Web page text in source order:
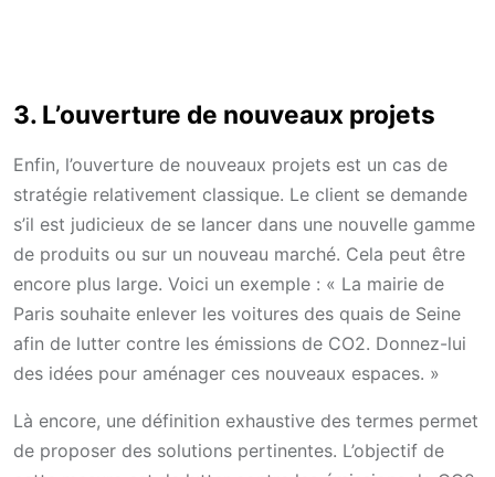
3. L’ouverture de nouveaux projets
Enfin, l’ouverture de nouveaux projets est un cas de
stratégie relativement classique. Le client se demande
s’il est judicieux de se lancer dans une nouvelle gamme
de produits ou sur un nouveau marché. Cela peut être
encore plus large. Voici un exemple : « La mairie de
Paris souhaite enlever les voitures des quais de Seine
afin de lutter contre les émissions de CO2. Donnez-lui
des idées pour aménager ces nouveaux espaces. »
Là encore, une définition exhaustive des termes permet
de proposer des solutions pertinentes. L’objectif de